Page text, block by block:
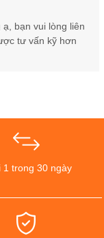
Pro / 11 Pro Max
của máy
bạn vui lòng liên
tư vấn kỹ hơn
1 trong 30 ngày